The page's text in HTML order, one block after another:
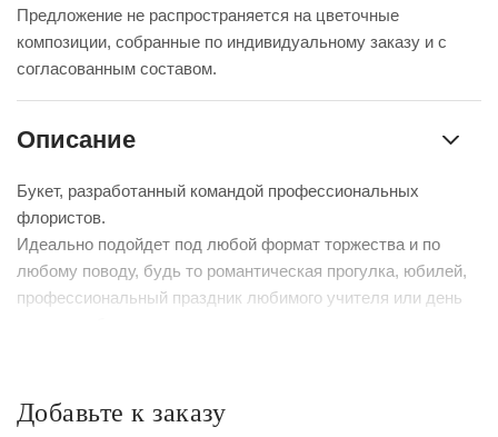
Предложение не распространяется на цветочные
композиции, собранные по индивидуальному заказу и с
согласованным составом.
Описание
Букет, разработанный командой профессиональных
флористов.
Идеально подойдет под любой формат торжества и по
любому поводу, будь то романтическая прогулка, юбилей,
профессиональный праздник любимого учителя или день
букета. Наши цветы могут отличаться от указанных на
фотографии, ведь они приезжают к нам из разных уголков
Добавьте к заказу